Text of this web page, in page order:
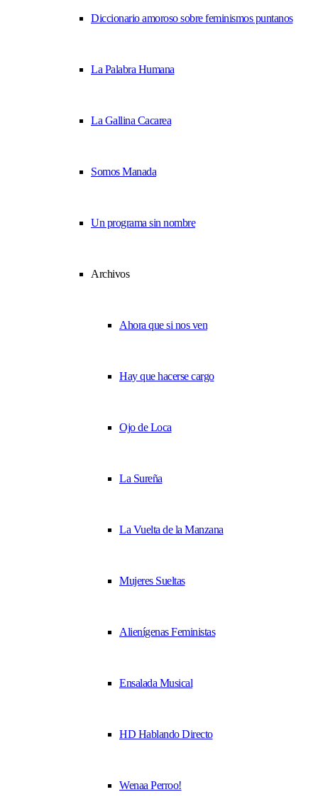
Diccionario amoroso sobre feminismos puntanos
La Palabra Humana
La Gallina Cacarea
Somos Manada
Un programa sin nombre
Archivos
Ahora que si nos ven
Hay que hacerse cargo
Ojo de Loca
La Sureña
La Vuelta de la Manzana
Mujeres Sueltas
Alienígenas Feministas
Ensalada Musical
HD Hablando Directo
Wenaa Perroo!